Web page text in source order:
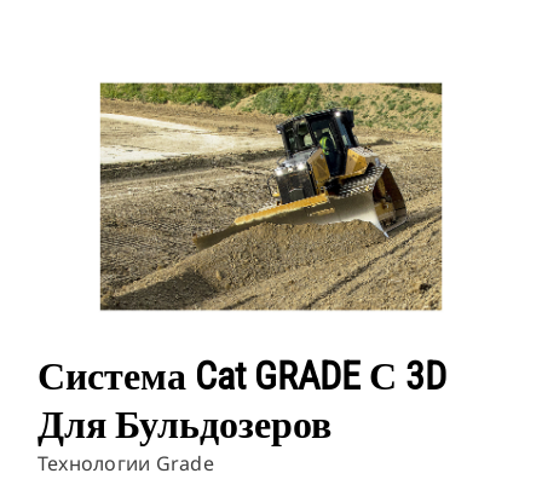
Система Cat GRADE С 3D
Для Бульдозеров
Технологии Grade